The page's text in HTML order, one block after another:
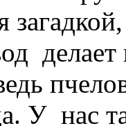
делает
У нас